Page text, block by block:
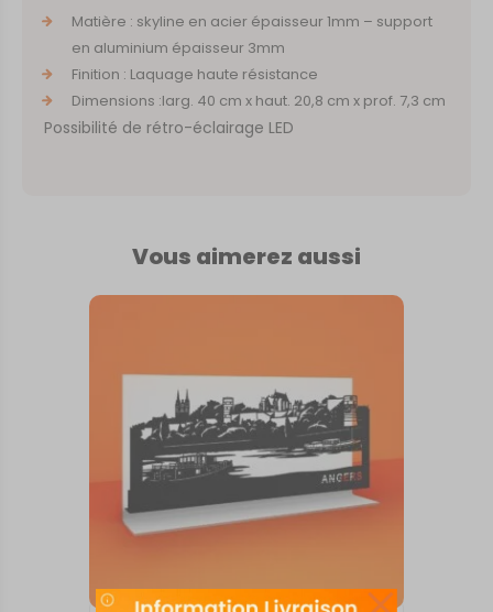
Matière : skyline en acier épaisseur 1mm – support
en aluminium épaisseur 3mm
Finition : Laquage haute résistance
Dimensions :larg. 40 cm x haut. 20,8 cm x prof. 7,3 cm
Possibilité de rétro-éclairage LED
Vous aimerez aussi